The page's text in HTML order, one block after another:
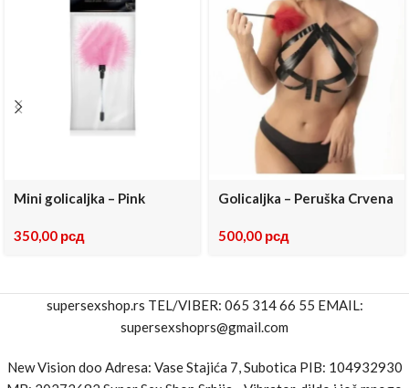
Mini golicaljka – Pink
350,00 рсд
Golicaljka – Peruška Crvena
500,00 рсд
supersexshop.rs TEL/VIBER: 065 314 66 55 EMAIL:
supersexshoprs@gmail.com
New Vision doo Adresa: Vase Stajića 7, Subotica PIB: 104932930